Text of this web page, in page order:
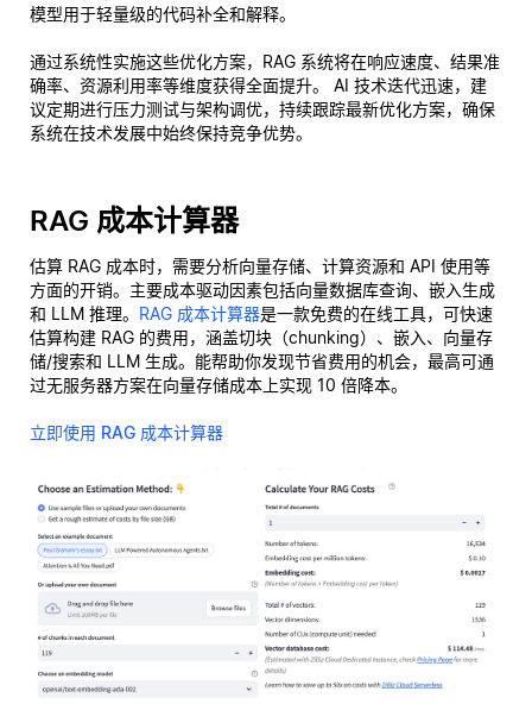
模型用于轻量级的代码补全和解释。
通过系统性实施这些优化方案，RAG 系统将在响应速度、结果准
确率、资源利用率等维度获得全面提升。 AI 技术迭代迅速，建
议定期进行压力测试与架构调优，持续跟踪最新优化方案，确保
系统在技术发展中始终保持竞争优势。
RAG 成本计算器
估算 RAG 成本时，需要分析向量存储、计算资源和 API 使用等
方面的开销。主要成本驱动因素包括向量数据库查询、嵌入生成
和 LLM 推理。 RAG 成本计算器是一款免费的在线工具，可快速
估算构建 RAG 的费用，涵盖切块（chunking）、嵌入、向量存
储/搜索和 LLM 生成。能帮助你发现节省费用的机会，最高可通
过无服务器方案在向量存储成本上实现 10 倍降本。
立即使用 RAG 成本计算器